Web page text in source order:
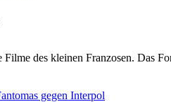
des kleinen Franzosen. Das
gegen Interpol